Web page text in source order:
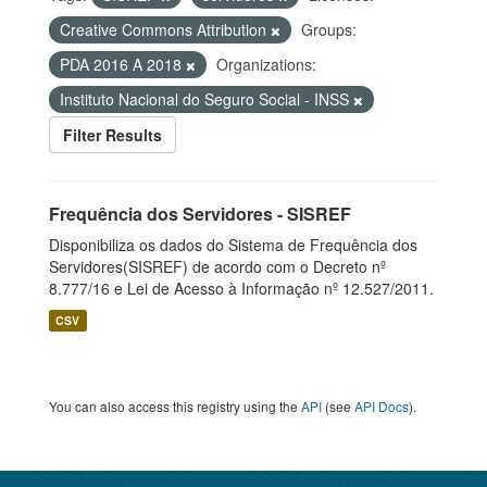
Creative Commons Attribution
Groups:
PDA 2016 A 2018
Organizations:
Instituto Nacional do Seguro Social - INSS
Filter Results
Frequência dos Servidores - SISREF
Disponibiliza os dados do Sistema de Frequência dos
Servidores(SISREF) de acordo com o Decreto nº
8.777/16 e Lei de Acesso à Informação nº 12.527/2011.
CSV
You can also access this registry using the API (see API Docs).